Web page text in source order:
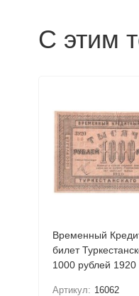
С этим
Временный
билет
1000 рублей 1920
Артикул: 16062